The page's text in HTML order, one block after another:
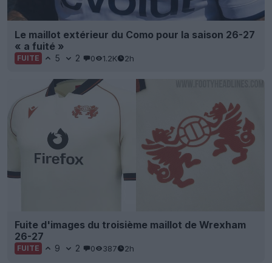
Le maillot extérieur du Como pour la saison 26-27
« a fuité »
FUITE 5 2 0 1.2K 2h
Fuite d'images du troisième maillot de Wrexham
26-27
FUITE 9 2 0 387 2h